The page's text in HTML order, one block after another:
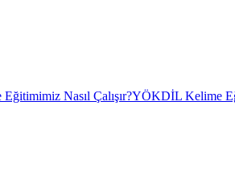
Nasıl Çalışır?YÖKDİL Kelime